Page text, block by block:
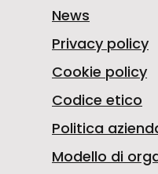
News
Privacy policy
Cookie policy
Codice etico
Politica
Modello di